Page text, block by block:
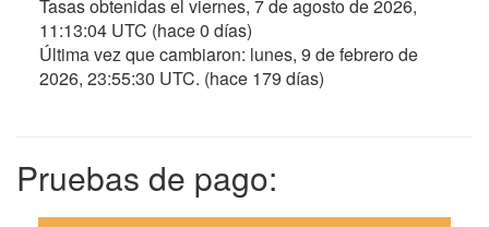
Tasas obtenidas el viernes, 7 de agosto de 2026,
11:13:04 UTC (hace 0 días)
Última vez que cambiaron: lunes, 9 de febrero de
2026, 23:55:30 UTC. (hace 179 días)
Pruebas de pago: